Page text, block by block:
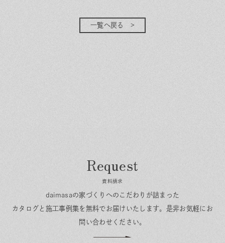
一覧へ戻る
資料請求
daimasaの家づくりへのこだわりが詰まった
カタログと施工事例集を無料でお届けいたします。 是非お気軽にお
問い合わせください。